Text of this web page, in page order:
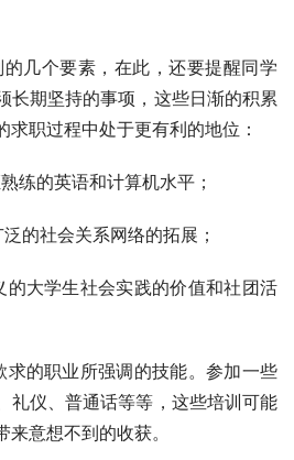
几个要素，在此，还要提醒同学
长期坚持的事项，这些日渐的积累
职过程中处于更有利的地位：
练的英语和计算机水平；
的社会关系网络的拓展；
大学生社会实践的价值和社团活
的职业所强调的技能。参加一些
礼仪、普通话等等，这些培训可能
意想不到的收获。